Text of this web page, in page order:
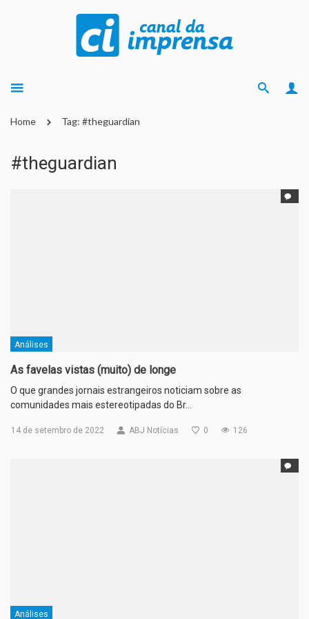
Home Tag: #theguardian
#theguardian
Análises
As favelas vistas (muito) de longe
O que grandes jornais estrangeiros noticiam sobre as
comunidades mais estereotipadas do Br…
14 de setembro de 2022 ABJ Notícias 0 126
Análises